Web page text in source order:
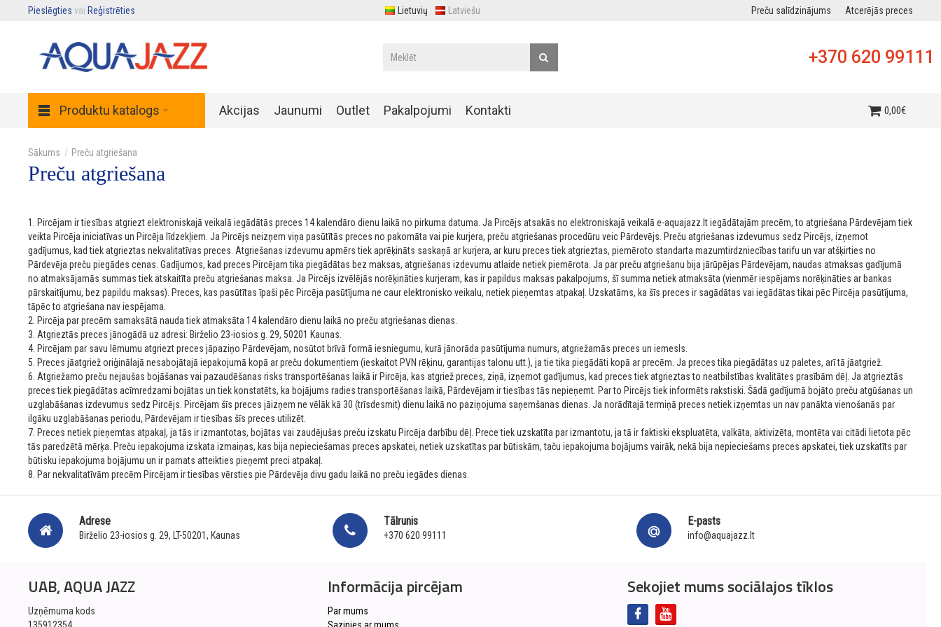
Pieslēgties vai Reģistrēties Lietuvių Latviešu Preču salīdzinājums Atcerējās preces
+370 620 99111
Produktu katalogs Akcijas Jaunumi Outlet Pakalpojumi Kontakti 0,00€
Preču atgriešana
Preču atgriešana
1. Pircējam ir tiesības atgriezt elektroniskajā veikalā iegādātās preces 14 kalendāro dienu laikā no pirkuma datuma. Ja Pircējs atsakās no elektroniskajā veikalā e-aquajazz.lt iegādātajām precēm, to atgriešana Pārdevējam tiek
veikta Pircēja iniciatīvas un Pircēja līdzekļiem. Ja Pircējs neizņem viņa pasūtītās preces no pakomāta vai pie kurjera, preču atgriešanas procedūru veic Pārdevējs. Preču atgriešanas izdevumus sedz Pircējs, izņemot
gadījumus, kad tiek atgrieztas nekvalitatīvas preces. Atgriešanas izdevumu apmērs tiek aprēķināts saskaņā ar kurjera, ar kuru preces tiek atgrieztas, piemēroto standarta mazumtirdzniecības tarifu un var atšķirties no
Pārdevēja preču piegādes cenas. Gadījumos, kad preces Pircējam tika piegādātas bez maksas, atgriešanas izdevumu atlaide netiek piemērota. Ja par preču atgriešanu bija jārūpējas Pārdevējam, naudas atmaksas gadījumā
no atmaksājamās summas tiek atskaitīta preču atgriešanas maksa. Ja Pircējs izvēlējās norēķināties kurjeram, kas ir papildus maksas pakalpojums, šī summa netiek atmaksāta (vienmēr iespējams norēķināties ar bankas
pārskaitījumu, bez papildu maksas). Preces, kas pasūtītas īpaši pēc Pircēja pasūtījuma ne caur elektronisko veikalu, netiek pieņemtas atpakaļ. Uzskatāms, ka šīs preces ir sagādātas vai iegādātas tikai pēc Pircēja pasūtījuma,
tāpēc to atgriešana nav iespējama.
2. Pircēja par precēm samaksātā nauda tiek atmaksāta 14 kalendāro dienu laikā no preču atgriešanas dienas.
3. Atgrieztās preces jānogādā uz adresi: Birželio 23-iosios g. 29, 50201 Kaunas.
4. Pircējam par savu lēmumu atgriezt preces jāpaziņo Pārdevējam, nosūtot brīvā formā iesniegumu, kurā jānorāda pasūtījuma numurs, atgriežamās preces un iemesls.
5. Preces jāatgriež oriģinālajā nesabojātajā iepakojumā kopā ar preču dokumentiem (ieskaitot PVN rēķinu, garantijas talonu utt.), ja tie tika piegādāti kopā ar precēm. Ja preces tika piegādātas uz paletes, arī tā jāatgriež.
6. Atgriežamo preču nejaušas bojāšanas vai pazaudēšanas risks transportēšanas laikā ir Pircēja, kas atgriež preces, ziņā, izņemot gadījumus, kad preces tiek atgrieztas to neatbilstības kvalitātes prasībām dēļ. Ja atgrieztās
preces tiek piegādātas acīmredzami bojātas un tiek konstatēts, ka bojājums radies transportēšanas laikā, Pārdevējam ir tiesības tās nepieņemt. Par to Pircējs tiek informēts rakstiski. Šādā gadījumā bojāto preču atgūšanas un
uzglabāšanas izdevumus sedz Pircējs. Pircējam šīs preces jāizņem ne vēlāk kā 30 (trīsdesmit) dienu laikā no paziņojuma saņemšanas dienas. Ja norādītajā termiņā preces netiek izņemtas un nav panākta vienošanās par
ilgāku uzglabāšanas periodu, Pārdevējam ir tiesības šīs preces utilizēt.
7. Preces netiek pieņemtas atpakaļ, ja tās ir izmantotas, bojātas vai zaudējušas preču izskatu Pircēja darbību dēļ. Prece tiek uzskatīta par izmantotu, ja tā ir faktiski ekspluatēta, valkāta, aktivizēta, montēta vai citādi lietota pēc
tās paredzētā mērķa. Preču iepakojuma izskata izmaiņas, kas bija nepieciešamas preces apskatei, netiek uzskatītas par būtiskām, taču iepakojuma bojājums vairāk, nekā bija nepieciešams preces apskatei, tiek uzskatīts par
būtisku iepakojuma bojājumu un ir pamats atteikties pieņemt preci atpakaļ.
8. Par nekvalitatīvām precēm Pircējam ir tiesības vērsties pie Pārdevēja divu gadu laikā no preču iegādes dienas.
Adrese
Birželio 23-iosios g. 29, LT-50201, Kaunas
Tālrunis
+370 620 99111
E-pasts
info@aquajazz.lt
UAB, AQUA JAZZ
Uzņēmuma kods
Informācija pircējam
Par mums
Sekojiet mums sociālajos tīklos